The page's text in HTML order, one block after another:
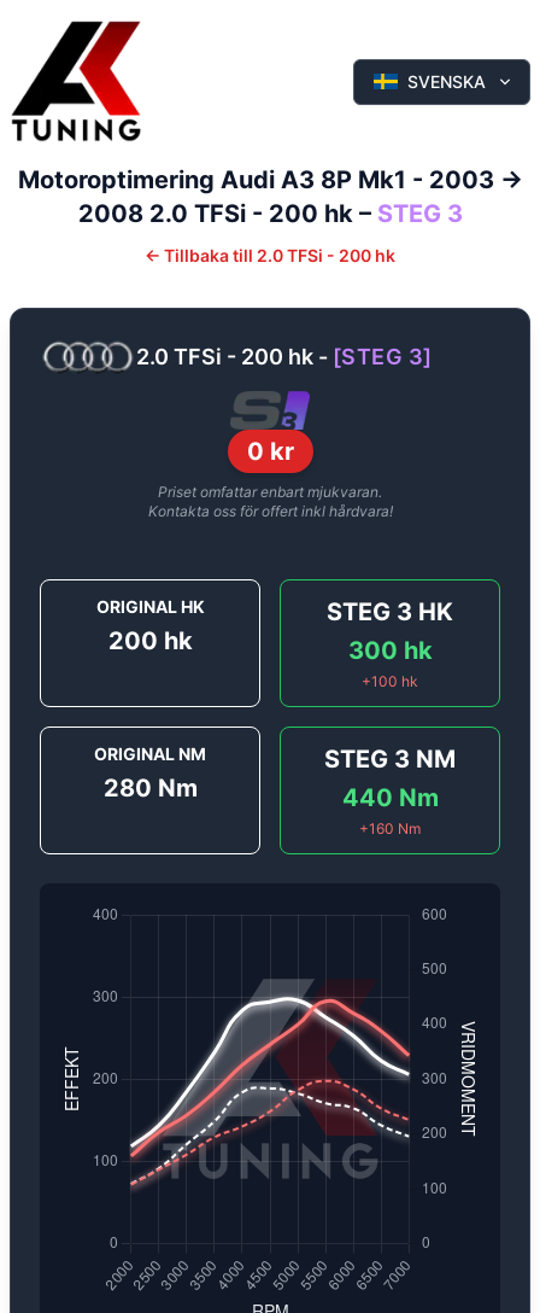
SVENSKA
Motoroptimering Audi A3 8P Mk1 - 2003 ->
2008 2.0 TFSi - 200 hk– STEG 3
← Tillbaka till 2.0 TFSi - 200 hk
2.0 TFSi - 200 hk - [STEG 3]
0 kr
Priset omfattar enbart mjukvaran.
Kontakta oss för offert inkl hårdvara!
ORIGINAL HK
200 hk
STEG 3 HK
300 hk
+100 hk
ORIGINAL NM
280 Nm
STEG 3 NM
440 Nm
+160 Nm